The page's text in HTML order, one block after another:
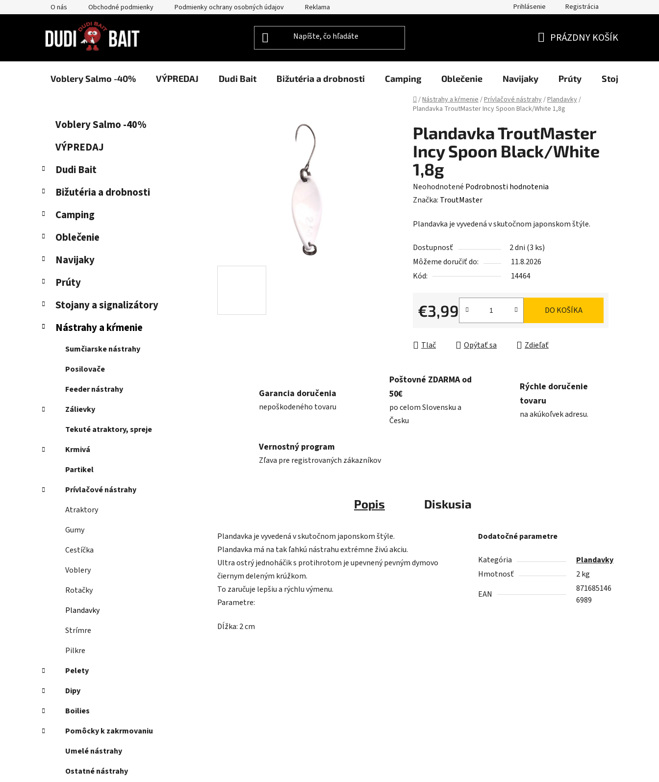
na
O nás Obchodné podmienky Podmienky ochrany osobných údajov Reklamačný poriadok Formuláre NAŠI PARTNERI -
Prihlásenie Registrácia
KOŠÍK
PRÁZDNY KOŠÍK
Voblery Salmo -40% VÝPREDAJ Dudi Bait Bižutéria a drobnosti Camping Oblečenie Navijaky Prúty Stojany a
Domov
/Nástrahy a kŕmenie/Prívlačové nástrahy/Plandavky/
Plandavka TroutMaster Incy Spoon Black/White 1,8g
ý
a
n
l
Preskočiť
kategórie
ó
i
Voblery Salmo -40%
VÝPREDAJ
Dudi Bait
Bižutéria a drobnosti
Camping
Oblečenie
Navijaky
Prúty
Stojany a signalizátory
Nástrahy a kŕmenie
Sumčiarske nástrahy
Posilovače
Feeder nástrahy
Zálievky
Tekuté atraktory, spreje
Krmivá
Partikel
Prívlačové nástrahy
Atraktory
Gumy
Cestíčka
Voblery
Rotačky
Plandavky
Strímre
Pilkre
Pelety
Dipy
Boilies
Pomôcky k zakrmovaniu
Umelé nástrahy
Ostatné nástrahy
Plandavka TroutMaster
Incy Spoon Black/White
1,8g
Priemerné
hodnotenie
je
z
5
hviezdičiek.
Neohodnotené Podrobnosti hodnotenia
Značka: TroutMaster
Plandavka je vyvedená v skutočnom japonskom štýle.
Dostupnosť 2 dni (3 ks)
Môžeme doručiť do:
11.8.2026
Kód:
14464
€3,99
Jednotková cena:
DO KOŠÍKA
Tlač Opýtať sa Zdieľať
Garancia doručenia
nepoškodeného tovaru
Poštovné ZDARMA od
50€
po celom Slovensku a
Česku
Rýchle doručenie
tovaru
na akúkoľvek adresu.
Vernostný program
Zľava pre registrovaných zákazníkov
Popis Diskusia
Plandavka je vyvedená v skutočnom japonskom štýle.
Plandavka má na tak ľahkú nástrahu extrémne živú akciu.
Ultra ostrý jednoháčik s protihrotom je upevnený pevným dymovo
čiernym deleným krúžkom.
To zaručuje lepšiu a rýchlu výmenu.
Parametre:
Dĺžka: 2 cm
Dodatočné parametre
Kategória
Plandavky
Hmotnosť
2 kg
EAN
871685146
6989